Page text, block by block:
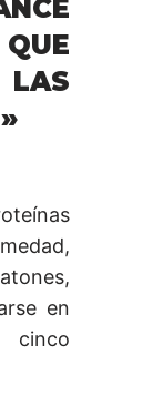
LAS
en
cinco